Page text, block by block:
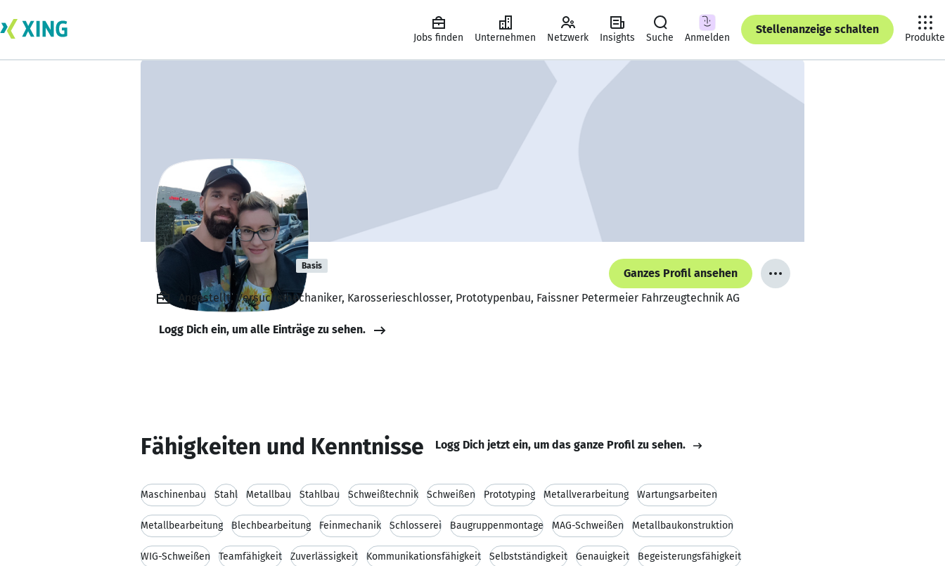
Jobs finden Unternehmen Netzwerk Insights Suche Anmelden
Stellenanzeige schalten
Produkte
Ferenc Garbacz Basis
Ganzes Profil ansehen
Angestellt, Versuchsmechaniker, Karosserieschlosser, Prototypenbau, Faissner Petermeier Fahrzeugtechnik AG
Logg Dich ein, um alle Einträge zu sehen.
Fähigkeiten und Kenntnisse Logg Dich jetzt ein, um das ganze Profil zu sehen.
Maschinenbau Stahl Metallbau Stahlbau Schweißtechnik Schweißen Prototyping Metallverarbeitung Wartungsarbeiten
Metallbearbeitung Blechbearbeitung Feinmechanik Schlosserei Baugruppenmontage MAG-Schweißen Metallbaukonstruktion
WIG-Schweißen Teamfähigkeit Zuverlässigkeit Kommunikationsfähigkeit Selbstständigkeit Genauigkeit Begeisterungsfähigkeit